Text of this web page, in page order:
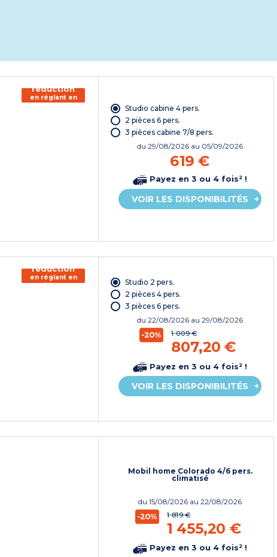
150€ de
réduction
en réglant en
chèque
Studio cabine 4 pers.
2 pièces 6 pers.
3 pièces cabine 7/8 pers.
du29/08/2026 au 05/09/2026
619 €
Payez en 3 ou 4 fois² !
VOIR LES DISPONIBILITÉS
150€ de
réduction
en réglant en
chèque
Studio 2 pers.
2 pièces 4 pers.
3 pièces 6 pers.
du22/08/2026 au 29/08/2026
-20% 1 009 €
807,20 €
Payez en 3 ou 4 fois² !
VOIR LES DISPONIBILITÉS
Mobil home Colorado 4/6 pers.
climatisé
du15/08/2026 au 22/08/2026
-20% 1 819 €
1 455,20 €
Payez en 3 ou 4 fois² !